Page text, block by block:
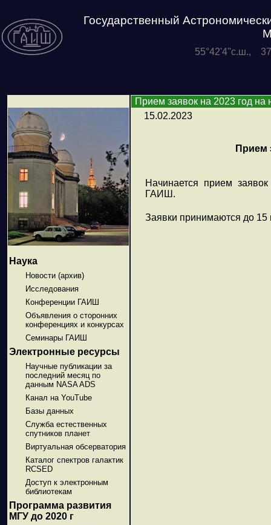
Государственный
55°42'4''с.ш.,
Наука
Новости (архив)
Исследования
Конференции ГАИШ
Объявления о сторонних
конференциях и конкурсах
Семинары ГАИШ
Электронные ресурсы
Научные публикации за
последний месяц по
данным NASA ADS
Канал на YouTube
Базы данных
Служба естественных
спутников планет
Виртуальная обсерватория
Каталог спектров галактик
RCSED
Доступ к электронным
библиотекам
Программа развития
МГУ до 2020 г
Прием заявок на 2023 год
15.02.2023
Прием
Начинается прием
ГАИШ.
Заявки принимаются до 15